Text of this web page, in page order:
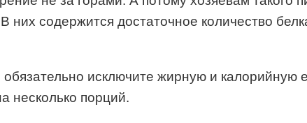
них содержится достаточное количество
исключите жирную и калорийную
несколько порций.